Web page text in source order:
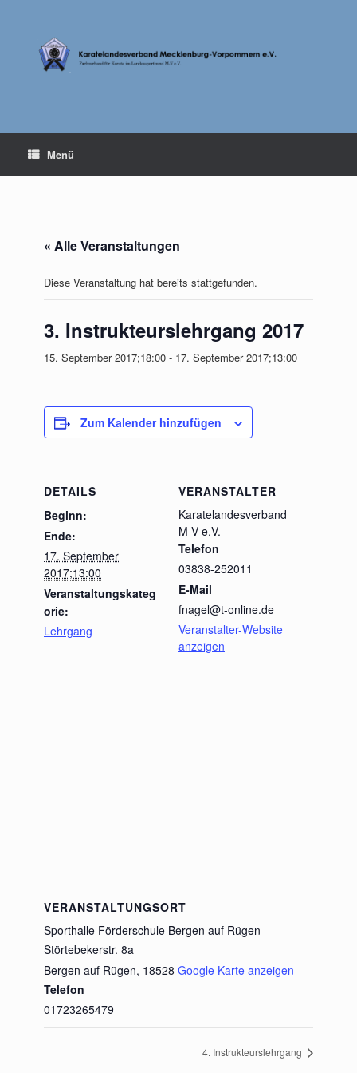
Menü
« Alle Veranstaltungen
Diese Veranstaltung hat bereits stattgefunden.
3. Instrukteurslehrgang 2017
15. September 2017;18:00 - 17. September 2017;13:00
Zum Kalender hinzufügen
DETAILS
Beginn:
Ende:
17. September
2017;13:00
Veranstaltungskateg
orie:
Lehrgang
VERANSTALTER
Karatelandesverband
M-V e.V.
Telefon
03838-252011
E-Mail
fnagel@t-online.de
Veranstalter-Website
anzeigen
VERANSTALTUNGSORT
Sporthalle Förderschule Bergen auf Rügen
Störtebekerstr. 8a
Bergen auf Rügen, 18528 Google Karte anzeigen
Telefon
01723265479
4. Instrukteurslehrgang